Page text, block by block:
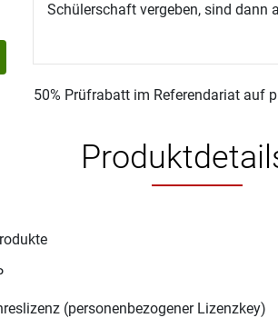
Schülerschaft vergeben, sind dann
50% Prüfrabatt im Referendariat auf
(personenbezogener Lizenzkey)